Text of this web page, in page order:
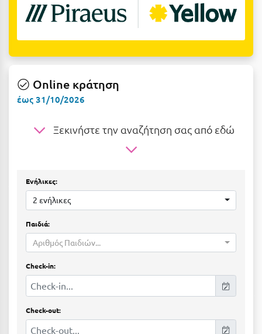
Διακοπτό
Ε
Ελάτη Αρκαδίας
Ελληνικό Αρκαδίας
Ελούντα Κρήτης
Ερέτρια
Ευρυτανία
Ζαγοροχώρια
Ζάκυνθος
Ηλεία
Online κράτηση
έως 31/10/2026
Ξεκινήστε την αναζήτηση σας από εδώ
Ενήλικες:
2 ενήλικες
Παιδιά:
Αριθμός Παιδιών...
Check-in:
Check-out: